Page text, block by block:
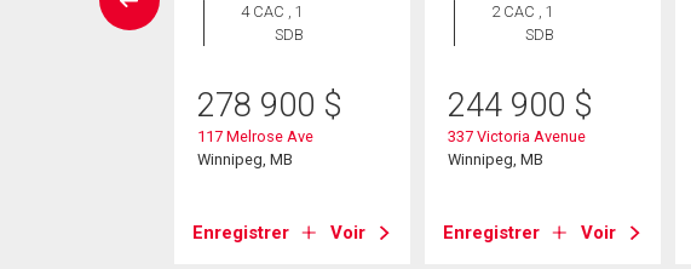
4 CAC , 1
SDB
278 900 $
117 Melrose Ave
Winnipeg, MB
Enregistrer Voir
2 CAC , 1
SDB
244 900 $
337 Victoria Avenue
Winnipeg, MB
Enregistrer Voir